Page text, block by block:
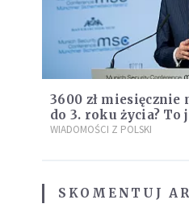
3600 zł miesięcznie
do 3. roku życia? To
propozycji programu
WIADOMOŚCI Z POLSKI
SKOMENTUJ